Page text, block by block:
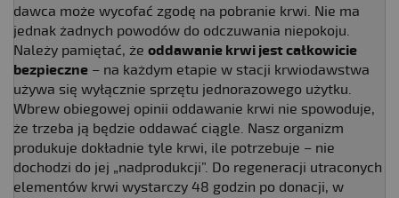
dawca może wycofać zgodę na pobranie krwi. Nie ma
jednak żadnych powodów do odczuwania niepokoju.
Należy pamiętać, że oddawanie krwi jest całkowicie
bezpieczne – na każdym etapie w stacji krwiodawstwa
używa się wyłącznie sprzętu jednorazowego użytku.
Wbrew obiegowej opinii oddawanie krwi nie spowoduje,
że trzeba ją będzie oddawać ciągle. Nasz organizm
produkuje dokładnie tyle krwi, ile potrzebuje – nie
dochodzi do jej „nadprodukcji”. Do regeneracji utraconych
elementów krwi wystarczy 48 godzin po donacji, w